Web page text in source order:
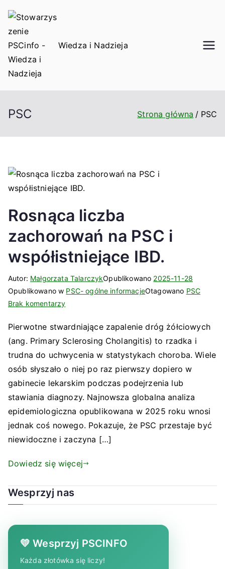
do
treści
PSCinfo.pl
Wiedza i Nadzieja
PSC Strona główna PSC
Rosnąca liczba
zachorowań na PSC i
współistniejące IBD.
Autor: Małgorzata TalarczykOpublikowano 2025-11-28
Opublikowano w PSC- ogólne informacjeOtagowano PSC
Brak komentarzydo
liczba
zachorowań
na
PSC
współistniejące
IBD.
Pierwotne stwardniające zapalenie dróg żółciowych
(ang. Primary Sclerosing Cholangitis) to rzadka i
trudna do uchwycenia w statystykach choroba. Wiele
osób słyszało o niej po raz pierwszy dopiero w
gabinecie lekarskim podczas podejrzenia lub
stawiania diagnozy. Najnowsza globalna analiza
epidemiologiczna opublikowana w 2025 roku wnosi
jednak coś nowego. Pokazuje, że PSC przestaje być
niewidoczne i zaczyna […]
Dowiedz się więcej
Wesprzyj nas
💛 Wesprzyj PSCINFO
Każda złotówka się liczy!